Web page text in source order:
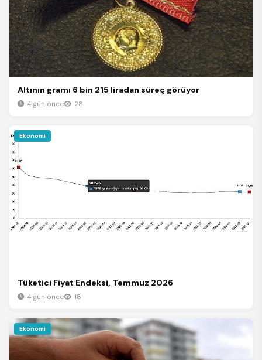
Altının gramı 6 bin 215 liradan süreç görüyor
4 gün önce 28
Ekonomi
Tüketici Fiyat Endeksi, Temmuz 2026
4 gün önce 18
Ekonomi